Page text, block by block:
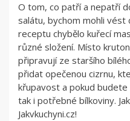
O tom, co patří a nepatří
salátu, bychom mohli vést
receptu chybělo kuřecí
různé složení. Místo
připravují ze staršího
přidat opečenou cizrnu,
křupavost a pokud
tak i potřebné bílkoviny.
Jakvkuchyni.cz!